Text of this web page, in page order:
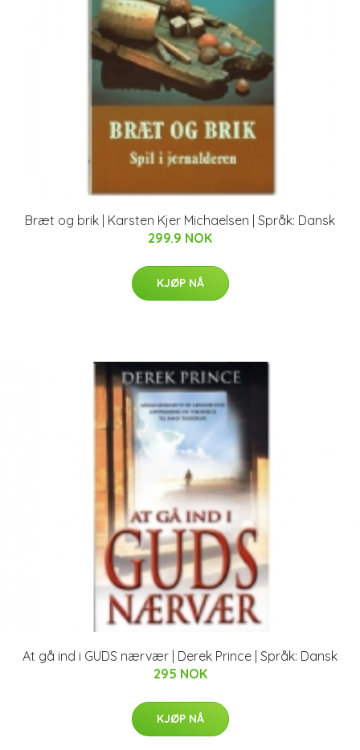
Bræt og brik | Karsten Kjer Michaelsen | Språk: Dansk
299.9 NOK
KJØP NÅ
At gå ind i GUDS nærvær | Derek Prince | Språk: Dansk
295 NOK
KJØP NÅ